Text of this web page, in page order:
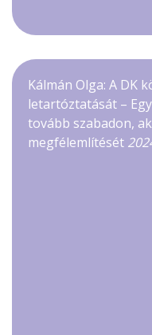
Kálmán Olga: A DK
letartóztatását –
tovább szabadon,
megfélemlítését